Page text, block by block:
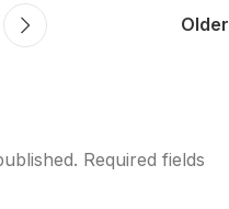
Older
Required fields